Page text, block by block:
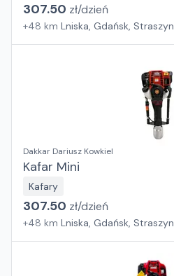
307.50 zł/dzień
+48 km Lniska, Gdańsk, Straszyn
Dakkar Dariusz Kowkiel
Kafar Mini
Kafary
307.50 zł/dzień
+48 km Lniska, Gdańsk, Straszyn